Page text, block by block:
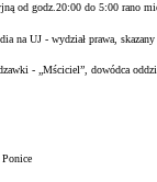
od godz.20:00 do 5:00 rano
na UJ - wydział prawa,
- „Mściciel”, dowódca